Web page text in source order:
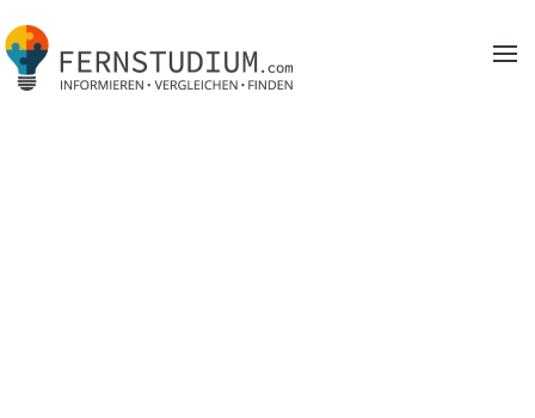
Zum Hauptinhalt springen